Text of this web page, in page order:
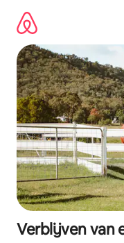
direct
naar
inhoud
Verblijven van